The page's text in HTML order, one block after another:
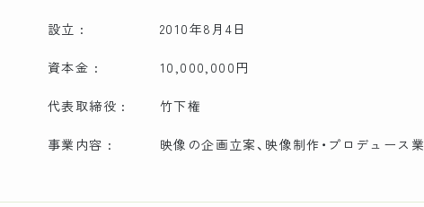
設立 : 2010年8月4日
資本金 : 10,000,000円
代表取締役 : 竹下権
事業内容 : 映像の企画立案、映像制作・プロデュース